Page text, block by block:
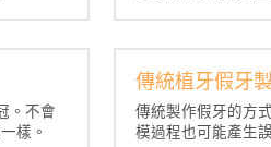
。不會
樣。
傳統植牙假牙
傳統製作假牙的方
模過程也可能產生